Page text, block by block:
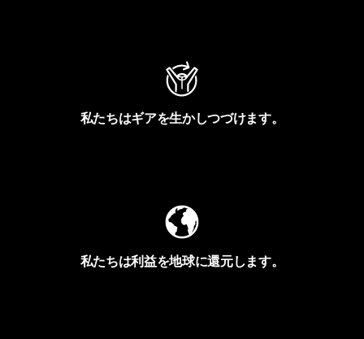
私たちはギアを生かしつづけます。
私たちは利益を地球に還元します。